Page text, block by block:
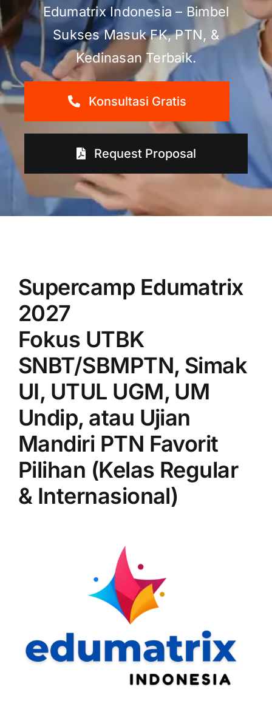
Edumatrix Indonesia – Bimbel
Sukses Masuk FK, PTN, &
Kedinasan Terbaik.
Konsultasi Gratis
Request Proposal
Supercamp Edumatrix
2027
Fokus UTBK
SNBT/SBMPTN, Simak
UI, UTUL UGM, UM
Undip, atau Ujian
Mandiri PTN Favorit
Pilihan (Kelas Regular
& Internasional)